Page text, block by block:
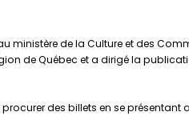
ministère de la Culture et des
de Québec et a dirigé la
des billets en se